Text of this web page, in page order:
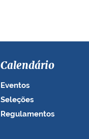
Calendário
Eventos
Seleções
Regulamentos